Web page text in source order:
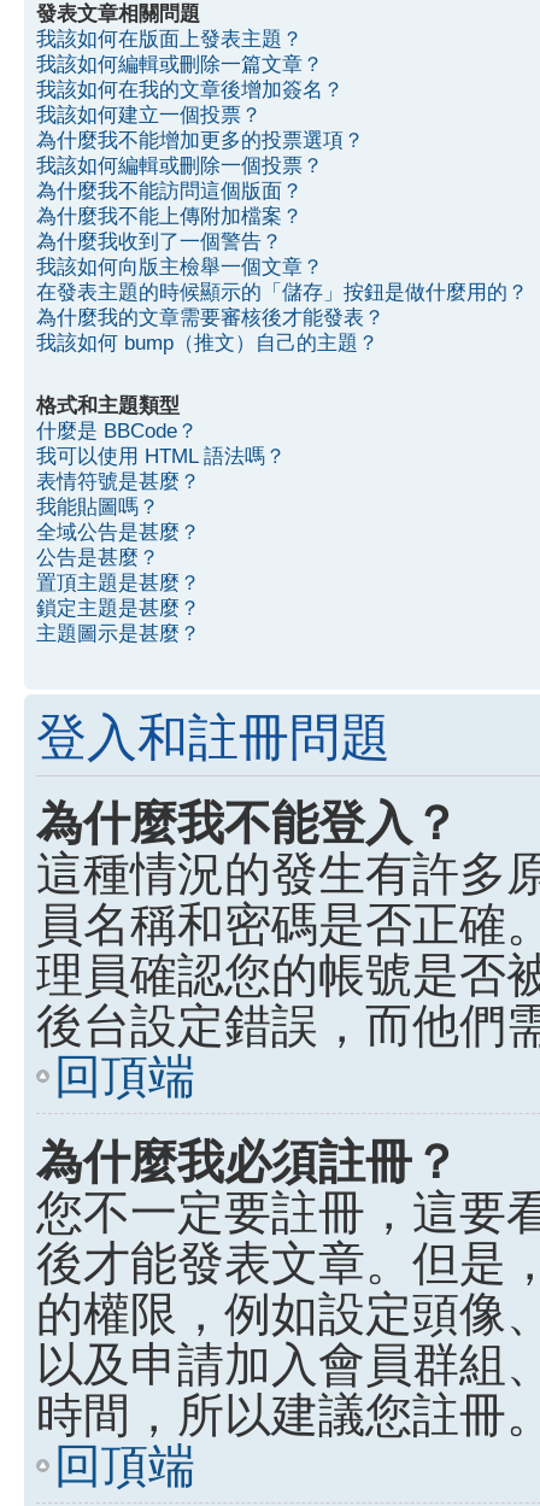
發表文章相關問題
我該如何在版面上發表主題？
我該如何編輯或刪除一篇文章？
我該如何在我的文章後增加簽名？
我該如何建立一個投票？
為什麼我不能增加更多的投票選項？
我該如何編輯或刪除一個投票？
為什麼我不能訪問這個版面？
為什麼我不能上傳附加檔案？
為什麼我收到了一個警告？
我該如何向版主檢舉一個文章？
在發表主題的時候顯示的「儲存」按鈕是做什麼用的？
為什麼我的文章需要審核後才能發表？
我該如何 bump（推文）自己的主題？
格式和主題類型
什麼是 BBCode？
我可以使用 HTML 語法嗎？
表情符號是甚麼？
我能貼圖嗎？
全域公告是甚麼？
公告是甚麼？
置頂主題是甚麼？
鎖定主題是甚麼？
主題圖示是甚麼？
登入和註冊問題
為什麼我不能登入？
這種情況的發生有許多
員名稱和密碼是否正確
理員確認您的帳號是否
後台設定錯誤，而他們
回頂端
為什麼我必須註冊？
您不一定要註冊，這要
後才能發表文章。但是
的權限，例如設定頭像
以及申請加入會員群組
時間，所以建議您註冊
回頂端